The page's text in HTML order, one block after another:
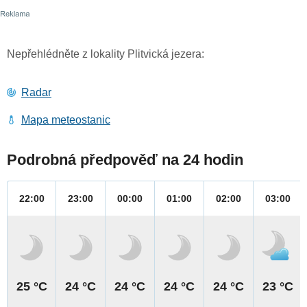
Nepřehlédněte z lokality Plitvická jezera:
Radar
Mapa meteostanic
Podrobná předpověď na 24 hodin
22:00
25 °C
23:00
24 °C
00:00
24 °C
01:00
24 °C
02:00
24 °C
03:00
23 °C